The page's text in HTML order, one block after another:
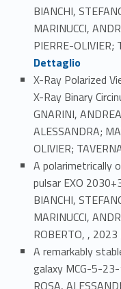
BIANCHI,
MARINUCCI,
PIERRE-OLIVIER;
Dettaglio
X-Ray Polarized
X-Ray Binary
GNARINI,
ALESSANDRA;
OLIVIER;
A polarimetrically
pulsar EXO
BIANCHI,
MARINUCCI,
ROBERTO, , 2023
A remarkably
galaxy MCG-5-23-
ROSA,